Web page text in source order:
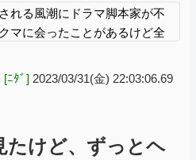
れる風潮にドラマ脚本家が不
マに会ったことがあるけど全
[ﾆﾀﾞ] 2023/03/31(金) 22:03:06.69
たけど、ずっとヘ